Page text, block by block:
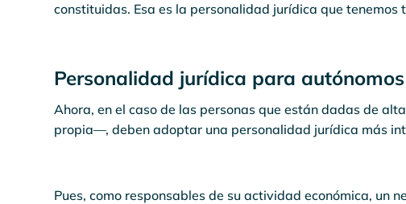
constituidas. Esa es la personalidad jurídica que tenemos
Personalidad jurídica para autónomos
Ahora, en el caso de las personas que están dadas de
propia—, deben adoptar una personalidad jurídica más
Pues, como responsables de su actividad económica, un